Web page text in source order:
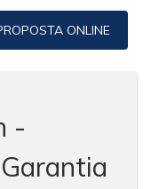
ONLINE
-